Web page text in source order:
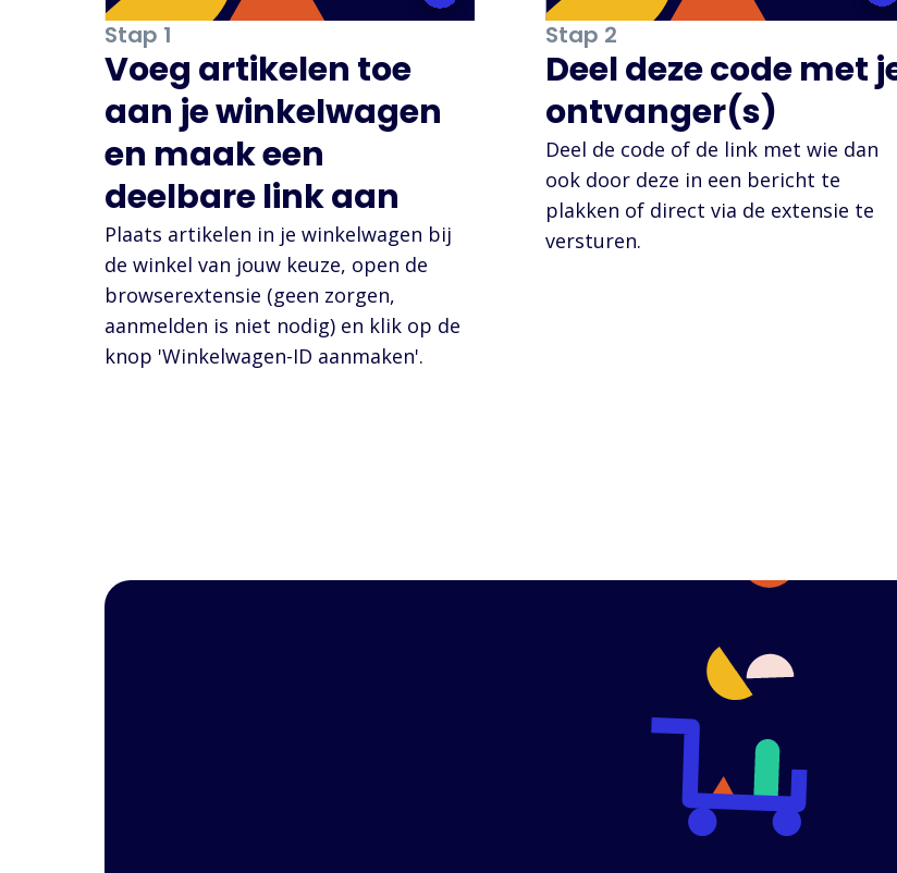
Stap 1
Voeg artikelen toe
aan je winkelwagen
en maak een
deelbare link aan
Plaats artikelen in je winkelwagen bij
de winkel van jouw keuze, open de
browserextensie (geen zorgen,
aanmelden is niet nodig) en klik op de
knop 'Winkelwagen-ID aanmaken'.
Stap 2
Deel deze code met
ontvanger(s)
Deel de code of de link met wie dan
ook door deze in een bericht te
plakken of direct via de extensie te
versturen.